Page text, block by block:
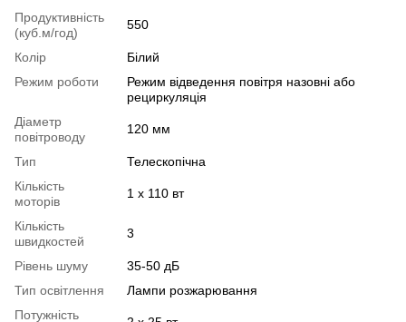
Продуктивність
(куб.м/год)
550
Колір
Білий
Режим роботи
Режим відведення повітря назовні або
рециркуляція
Діаметр
повітроводу
120 мм
Тип
Телескопічна
Кількість
моторів
1 x 110 вт
Кількість
швидкостей
3
Рівень шуму
35-50 дБ
Тип освітлення
Лампи розжарювання
Потужність